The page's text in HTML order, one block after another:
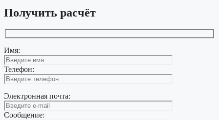
Получить расчёт
Имя:
Телефон:
Электронная почта:
Сообщение: